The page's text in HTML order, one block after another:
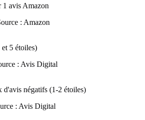
1 avis Amazon
: Amazon
5 étoiles)
: Avis Digital
d'avis négatifs (1-2 étoiles)
: Avis Digital